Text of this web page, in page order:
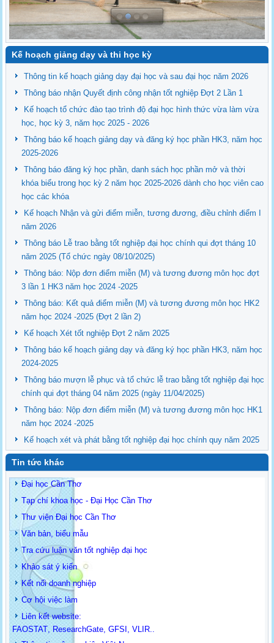
Kế hoạch giảng dạy và thi học kỳ
Thông tin kế hoạch giảng dạy đại học và sau đại học năm 2026
Thông báo nhận Quyết định công nhận tốt nghiệp Đợt 2 Lần 1
Kế hoạch tổ chức đào tạo trình độ đại học hình thức vừa làm vừa
học, học kỳ 3, năm học 2025 - 2026
Thông báo kế hoạch giảng dạy và đăng ký học phần HK3, năm học
2025-2026
Thông báo đăng ký học phần, danh sách học phần mở và thời
khóa biểu trong học kỳ 2 năm học 2025-2026 dành cho học viên cao
học các khóa
Kế hoạch Nhận và gửi điểm miễn, tương đương, điều chỉnh điểm I
năm 2026
Thông báo Lễ trao bằng tốt nghiệp đại học chính qui đợt tháng 10
năm 2025 (Tổ chức ngày 08/10/2025)
Thông báo: Nộp đơn điểm miễn (M) và tương đương môn học đợt
3 lần 1 HK3 năm học 2024 -2025
Thông báo: Kết quả điểm miễn (M) và tương đương môn học HK2
năm học 2024 -2025 (Đợt 2 lần 2)
Kế hoạch Xét tốt nghiệp Đợt 2 năm 2025
Thông báo kế hoạch giảng dạy và đăng ký học phần HK3, năm học
2024-2025
Thông báo mượn lễ phục và tổ chức lễ trao bằng tốt nghiệp đại học
chính qui đợt tháng 04 năm 2025 (ngày 11/04/2025)
Thông báo: Nộp đơn điểm miễn (M) và tương đương môn học HK1
năm học 2024 -2025
Kế hoạch xét và phát bằng tốt nghiệp đại học chính quy năm 2025
Tin tức khác
Đại học Cần Thơ
Tạp chí khoa học - Đại Học Cần Thơ
Thư viện Đại học Cần Thơ
Văn bản, biểu mẫu
Tra cứu luận văn tốt nghiệp đại học
Khảo sát ý kiến
Kết nối doanh nghiệp
Cơ hội việc làm
Liên kết website:
FAOSTAT
ResearchGate ,GFSI ,VLIR